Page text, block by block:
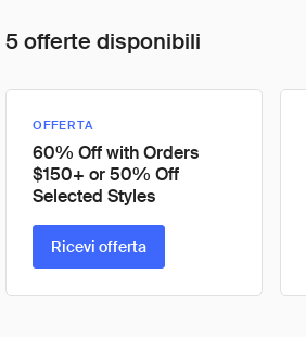
5 offerte disponibili
OFFERTA
60% Off with Orders
$150+ or 50% Off
Selected Styles
Ricevi offerta